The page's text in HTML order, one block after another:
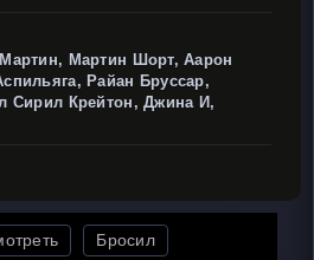
Мартин Шорт, Аарон
Райан Бруссар,
Сирил Крейтон, Джина И,
Бросил